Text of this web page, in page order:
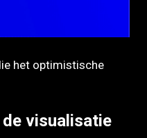
het optimistische
de visualisatie